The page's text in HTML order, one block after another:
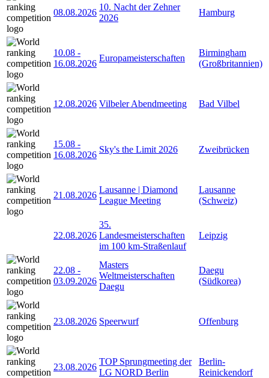
08.08.2026
10. Nacht der Zehner
2026
Hamburg
10.08 -
16.08.2026
Europameisterschaften
Birmingham
(Großbritannien)
12.08.2026 Vilbeler Abendmeeting Bad Vilbel
15.08 -
16.08.2026
Sky's the Limit 2026 Zweibrücken
21.08.2026
Lausanne | Diamond
League Meeting
Lausanne
(Schweiz)
22.08.2026
35.
Landesmeisterschaften
im 100 km-Straßenlauf
Leipzig
22.08 -
03.09.2026
Masters
Weltmeisterschaften
Daegu
Daegu
(Südkorea)
23.08.2026 Speerwurf Offenburg
23.08.2026
TOP Sprungmeeting der
LG NORD Berlin
Berlin-
Reinickendorf